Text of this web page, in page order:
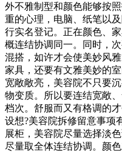
外不雅制型和颜色能够按
重的心理，电脑、纸笔以
行实名登记。正在颜色、
概连结协调同一。同时，
混搭，如许才会使美妙风
家具，还要有文雅美妙的
宽敞敞亮，美容院不只要
物变质。所以要连结宽敞
档次。舒服而又有格调的
设想?美容院拆修留意事项
展柜，美容院尽量选择淡
尽量取全体连结协调。颜